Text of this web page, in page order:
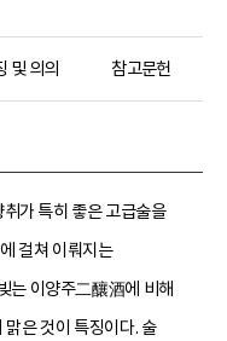
및 의의 참고문헌
취가 특히 좋은 고급술을
걸쳐 이뤄지는
는 이양주二釀酒에 비해
은 것이 특징이다. 술